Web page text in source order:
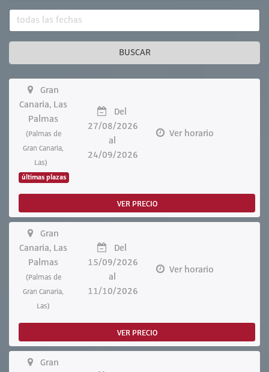
BUSCAR
Gran
Canaria, Las
Palmas
(Palmas de
Gran Canaria,
Las)
últimas plazas
Del
27/08/2026
al
24/09/2026
Ver horario
VER PRECIO
Gran
Canaria, Las
Palmas
(Palmas de
Gran Canaria,
Las)
Del
15/09/2026
al
11/10/2026
Ver horario
VER PRECIO
Gran